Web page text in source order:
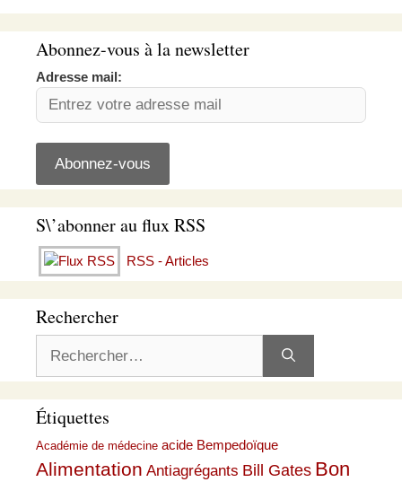
Abonnez-vous à la newsletter
Adresse mail:
S\’abonner au flux RSS
RSS - Articles
Rechercher
Étiquettes
Académie de médecine acide Bempedoïque
Alimentation Antiagrégants Bill Gates Bon